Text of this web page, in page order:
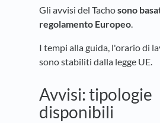
Gli avvisi del Tachosono
regolamento Europeo.
I tempi alla guida, l'orario di
sono stabiliti dalla legge UE.
Avvisi: tipologie
disponibili